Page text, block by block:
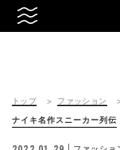
トップ ファッション
ナイキ名作スニーカー列伝